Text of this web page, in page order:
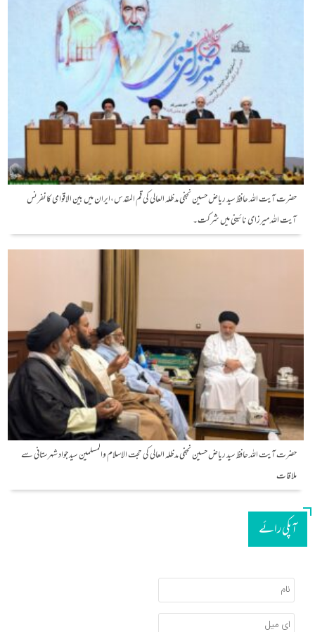
حضرت آیت اللہ حافظ سید ریاض حسین نجفی مدظلہ العالی کی قم المقدس،ایران میں بین الاقوامی کانفرنس
آیت اللہ میرزای نائینی میں شرکت۔
حضرت آیت اللہ حافظ سید ریاض حسین نجفی مدظلہ العالی کی حجت الاسلام والمسلمین سید جواد شہرستانی سے
ملاقات
آپکی رائے